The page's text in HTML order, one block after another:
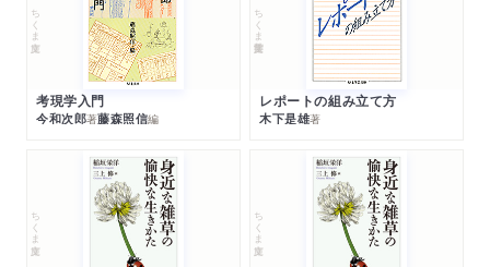
ちくま文庫
考現学入門
今和次郎著藤森照信編
ちくま学芸文庫
レポートの組み立て方
木下是雄著
ちくま文庫 ちくま文庫